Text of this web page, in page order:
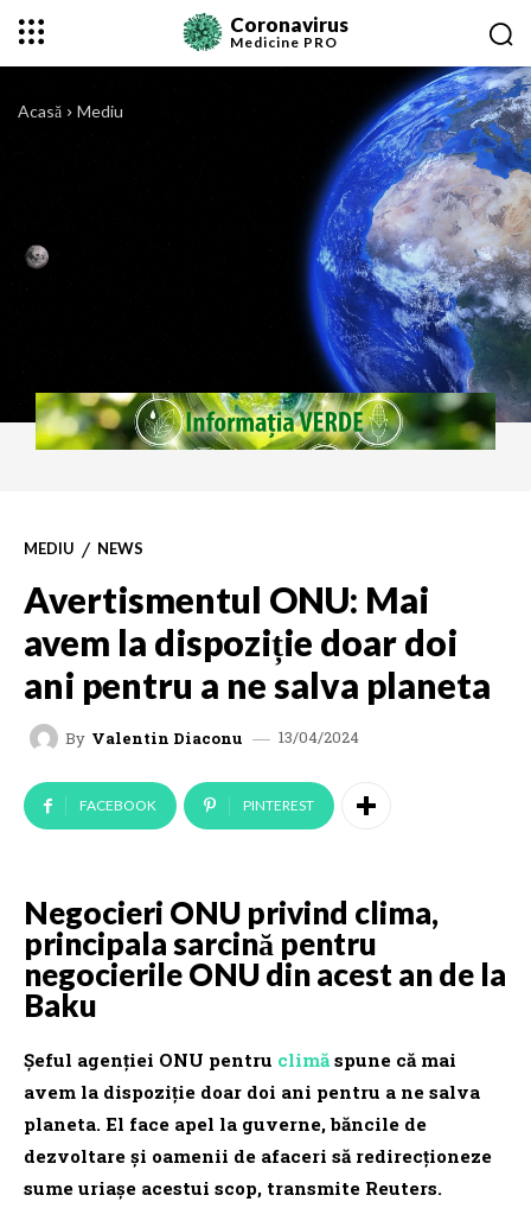
Coronavirus
Medicine PRO
Acasă Mediu
MEDIU NEWS
Avertismentul ONU: Mai
avem la dispoziție doar doi
ani pentru a ne salva planeta
By Valentin Diaconu 13/04/2024
FACEBOOK PINTEREST
Negocieri ONU privind clima,
principala sarcină pentru
negocierile ONU din acest an de la
Baku
Șeful agenției ONU pentru climăspune că mai
avem la dispoziție doar doi ani pentru a ne salva
planeta. El face apel la guverne, băncile de
dezvoltare și oamenii de afaceri să redirecționeze
sume uriașe acestui scop, transmite Reuters.